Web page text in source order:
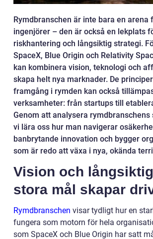
Rymdbranschen är inte bara en arena
ingenjörer – den är också en lekplats
riskhantering och långsiktig strategi.
SpaceX, Blue Origin och Relativity
kan kombinera vision, teknologi och
skapa helt nya marknader. De
framgång i rymden kan också
verksamheter: från startups till
Genom att analysera rymdbranschens
vi lära oss hur man navigerar
banbrytande innovation och bygger
som är redo att växa i nya, okända
Vision och
stora mål skapar
Rymdbranschen visar tydligt hur en
fungera som motorn för hela
som SpaceX och Blue Origin har satt